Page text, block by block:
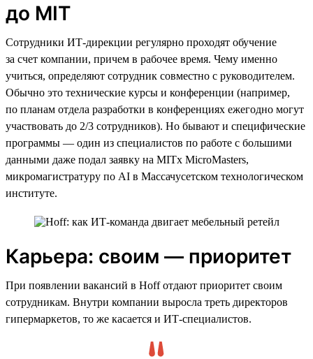
до MIT
Сотрудники ИТ-дирекции регулярно проходят обучение
за счет компании, причем в рабочее время. Чему именно
учиться, определяют сотрудник совместно с руководителем.
Обычно это технические курсы и конференции (например,
по планам отдела разработки в конференциях ежегодно могут
участвовать до 2/3 сотрудников). Но бывают и специфические
программы — один из специалистов по работе с большими
данными даже подал заявку на MITx MicroMasters,
микромагистратуру по AI в Массачусетском технологическом
институте.
Карьера: своим — приоритет
При появлении вакансий в Hoff отдают приоритет своим
сотрудникам. Внутри компании выросла треть директоров
гипермаркетов, то же касается и ИТ-специалистов.